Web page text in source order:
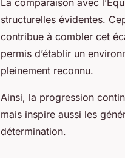
La comparaison avec
structurelles évidentes.
contribue à combler cet
permis d’établir un
pleinement reconnu.
Ainsi, la progression
mais inspire aussi les
détermination.